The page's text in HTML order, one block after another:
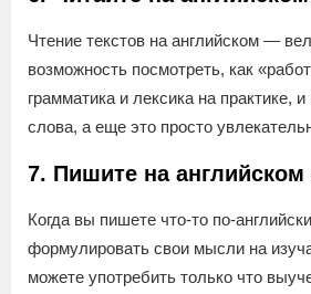
Чтение текстов на английском —
возможность посмотреть, как
грамматика и лексика на практике,
слова, а еще это просто
7. Пишите на английском
Когда вы пишете что-то по-
формулировать свои мысли на
можете употребить только что